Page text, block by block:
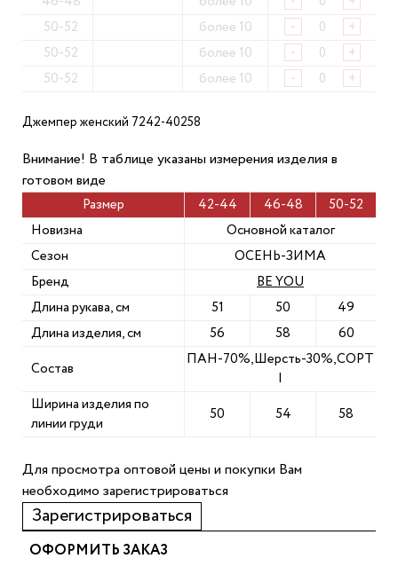
Для просмотра оптовой цены и покупки Вам
необходимо зарегистрироваться
Зарегистрироваться
50-52 более 10 - +
50-52 более 10 - +
50-52 более 10 - +
Джемпер женский 7242-40258
Внимание! В таблице указаны измерения изделия в
готовом виде
Размер 42-44 46-48
50-52
Новизна
Основной каталог
Сезон
ОСЕНЬ-ЗИМА
Бренд
BE YOU
Длина рукава, см
51 50
49
Длина изделия, см
56 58 60
Состав
ПАН-70%,Шерсть-30%,СОРТ
Ширина изделия по
линии груди
50 54 58
ОФОРМИТЬ ЗАКАЗ